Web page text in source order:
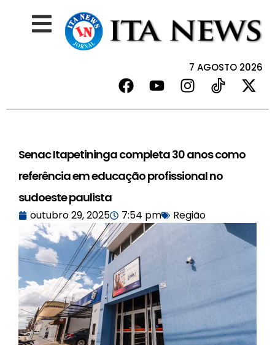
7 AGOSTO 2026
Senac Itapetininga completa 30 anos como
referência em educação profissional no
sudoeste paulista
outubro 29, 2025 7:54 pm Região